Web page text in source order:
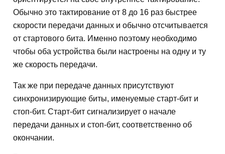
Обычно это тактирование от 8 до 16 раз быстрее
скорости передачи данных и обычно отсчитывается
от стартового бита. Именно поэтому необходимо
чтобы оба устройства были настроены на одну и ту
же скорость передачи.
Так же при передаче данных присутствуют
синхронизирующие биты, именуемые старт-бит и
стоп-бит. Старт-бит сигнализирует о начале
передачи данных и стоп-бит, соответственно об
окончании.